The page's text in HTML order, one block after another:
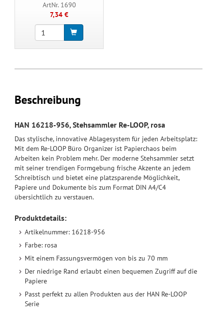
ArtNr. 1690
7,34 €
Beschreibung
HAN 16218-956, Stehsammler Re-LOOP, rosa
Das stylische, innovative Ablagesystem für jeden Arbeitsplatz:
Mit dem Re-LOOP Büro Organizer ist Papierchaos beim
Arbeiten kein Problem mehr. Der moderne Stehsammler setzt
mit seiner trendigen Formgebung frische Akzente an jedem
Schreibtisch und bietet eine platzsparende Möglichkeit,
Papiere und Dokumente bis zum Format DIN A4/C4
übersichtlich zu verstauen.
Produktdetails:
Artikelnummer: 16218-956
Farbe: rosa
Mit einem Fassungsvermögen von bis zu 70 mm
Der niedrige Rand erlaubt einen bequemen Zugriff auf die
Papiere
Passt perfekt zu allen Produkten aus der HAN Re-LOOP
Serie